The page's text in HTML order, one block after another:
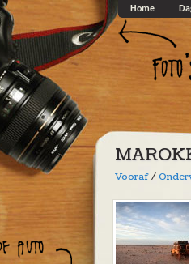
Overslaan en naar de algemene inhoud gaan
Home
Vooraf/